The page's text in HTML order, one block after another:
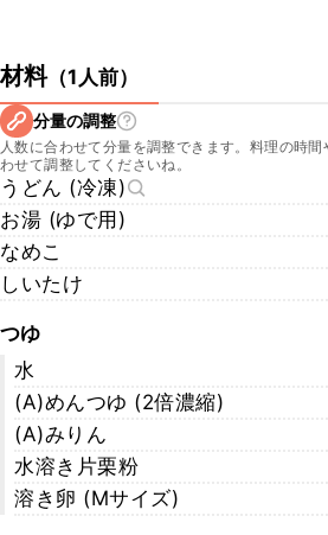
材料（1人前）
分量の調整
人数に合わせて分量を調整できます。料理の時
わせて調整してくださいね。
うどん (冷凍)
お湯 (ゆで用)
なめこ
しいたけ
つゆ
水
(A)めんつゆ (2倍濃縮)
(A)みりん
水溶き片栗粉
溶き卵 (Mサイズ)